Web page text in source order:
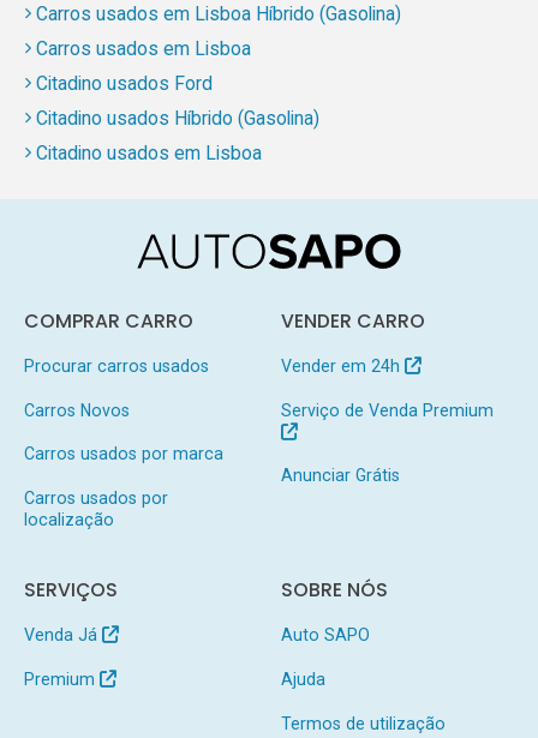
Carros usados em Lisboa Híbrido (Gasolina)
Carros usados em Lisboa
Citadino usados Ford
Citadino usados Híbrido (Gasolina)
Citadino usados em Lisboa
COMPRAR CARRO
Procurar carros usados
Carros Novos
Carros usados por marca
Carros usados por
localização
VENDER CARRO
Vender em 24h
Serviço de Venda Premium
Anunciar Grátis
SERVIÇOS
Venda Já
Premium
SOBRE NÓS
Auto SAPO
Ajuda
Termos de utilização